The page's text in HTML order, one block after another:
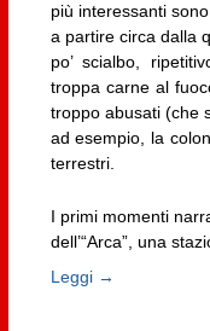
più interessanti
a partire circa dalla
po’ scialbo,
troppa carne al
troppo abusati (che
ad esempio, la
terrestri.
I primi momenti
dell’“Arca”, una
Leggi →